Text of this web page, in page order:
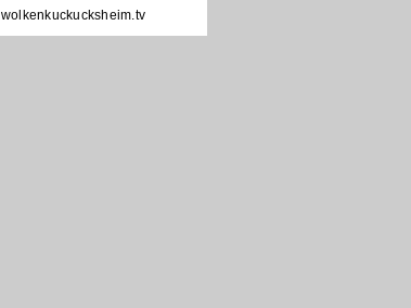
wolkenkuckucksheim.tv